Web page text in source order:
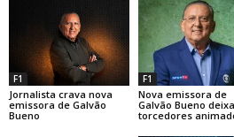
F1
Jornalista crava nova
emissora de Galvão
Bueno
F1
Nova emissora de
Galvão Bueno deixa
torcedores